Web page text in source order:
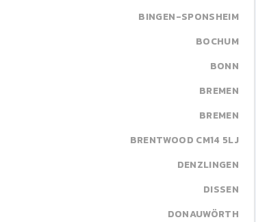
BINGEN-SPONSHEIM
BOCHUM
BONN
BREMEN
BREMEN
BRENTWOOD CM14 5LJ
DENZLINGEN
DISSEN
DONAUWÖRTH